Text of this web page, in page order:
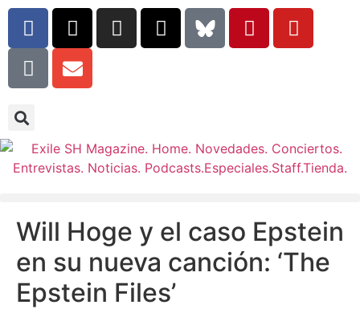
Will Hoge y el caso Epstein
en su nueva canción: ‘The
Epstein Files’